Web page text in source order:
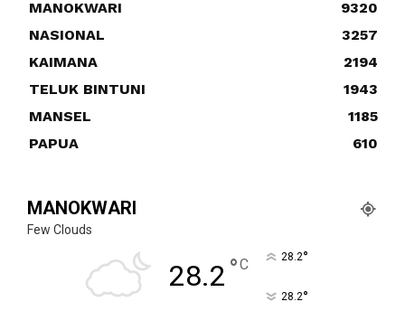
MANOKWARI
9320
NASIONAL
3257
KAIMANA
2194
TELUK BINTUNI
1943
MANSEL
1185
PAPUA
610
MANOKWARI
Few Clouds
28.2 °C 28.2°
28.2°